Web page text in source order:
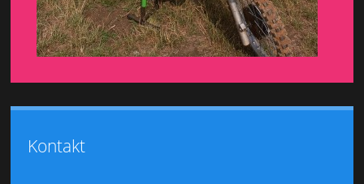
Kontakt